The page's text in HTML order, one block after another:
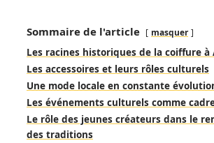
Sommaire de l'article masquer
Les racines historiques de la coiffure à
Les accessoires et leurs rôles culturels
Une mode locale en constante
Les événements culturels comme
Le rôle des jeunes créateurs dans le
des traditions